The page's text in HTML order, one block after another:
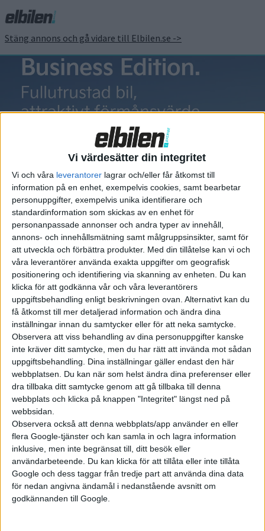
Vi värdesätter din integritet
Vi och våra leverantorer lagrar och/eller får åtkomst till
information på en enhet, exempelvis cookies, samt bearbetar
personuppgifter, exempelvis unika identifierare och
standardinformation som skickas av en enhet för
personanpassade annonser och andra typer av innehåll,
annons- och innehållsmätning samt målgruppsinsikter, samt för
att utveckla och förbättra produkter. Med din tillåtelse kan vi och
våra leverantörer använda exakta uppgifter om geografisk
positionering och identifiering via skanning av enheten. Du kan
klicka för att godkänna vår och våra leverantörers
uppgiftsbehandling enligt beskrivningen ovan. Alternativt kan du
få åtkomst till mer detaljerad information och ändra dina
inställningar innan du samtycker eller för att neka samtycke.
Observera att viss behandling av dina personuppgifter kanske
inte kräver ditt samtycke, men du har rätt att invända mot sådan
uppgiftsbehandling. Dina inställningar gäller endast den här
webbplatsen. Du kan när som helst ändra dina preferenser eller
dra tillbaka ditt samtycke genom att gå tillbaka till denna
webbplats och klicka på knappen "Integritet" längst ned på
webbsidan.
Observera också att denna webbplats/app använder en eller
flera Google-tjänster och kan samla in och lagra information
inklusive, men inte begränsat till, ditt besök eller
användarbeteende. Du kan klicka för att tillåta eller inte tillåta
Google och dess taggar från tredje part att använda dina data
för nedan angivna ändamål i nedanstående avsnitt om
godkännanden till Google.
Stäng annons och gå vidare till Elbilen.se ->
Gröna bilister
Mest lästa
5 aug 2026
Uppgift: då kommer Volvos nya eldrivna volymmodell EX50
6 aug 2026
Nu även Byd – då vill jätten tillverka solid state-batterier
Volvokoncernen samarbetar med Toyota kring vätgas för tung
trafik
6 aug 2026
Helt enligt plan – nu byggs BMW i3
6 aug 2026
Säljstart för instegsversionen av ID. Polo
Elbilens nyhetsbrev
Håll dig uppdaterad om de senaste nyheterna!
Prenumerera